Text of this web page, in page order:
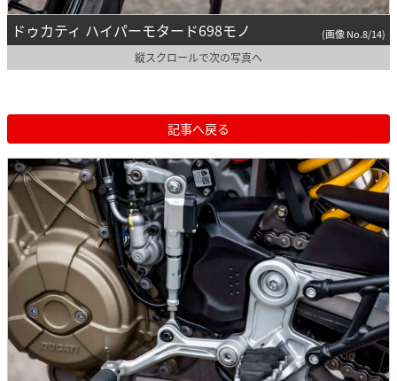
ドゥカティ ハイパーモタード698モノ (画像 No.8/14)
縦スクロールで次の写真へ
記事へ戻る